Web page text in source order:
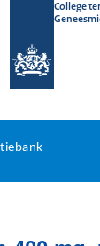
College